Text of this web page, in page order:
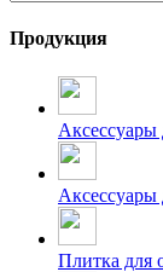
Продукция
Аксессуары
Аксессуары
Плитка для